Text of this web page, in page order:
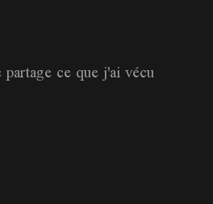
ce que j'ai vécu